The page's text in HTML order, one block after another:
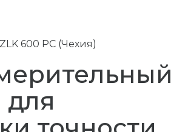
600 PC (Чехия)